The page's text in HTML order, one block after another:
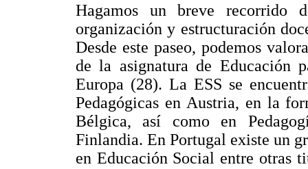
Hagamos un breve recorrido
organización y estructuración
Desde este paseo, podemos
de la asignatura de Educación
Europa (28). La ESS se
Pedagógicas en Austria, en la
Bélgica, así como en
Finlandia. En Portugal existe un
en Educación Social entre otras